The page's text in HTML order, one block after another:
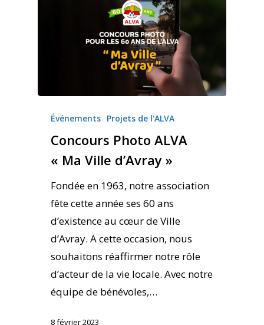
Événements Projets de l'ALVA
Concours Photo ALVA
« Ma Ville d’Avray »
Fondée en 1963, notre association
fête cette année ses 60 ans
d’existence au cœur de Ville
d’Avray. A cette occasion, nous
souhaitons réaffirmer notre rôle
d’acteur de la vie locale. Avec notre
équipe de bénévoles,…
8 février 2023